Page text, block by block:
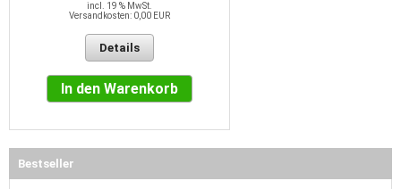
incl. 19 % MwSt.
Versandkosten: 0,00 EUR
Details
In den Warenkorb
Bestseller